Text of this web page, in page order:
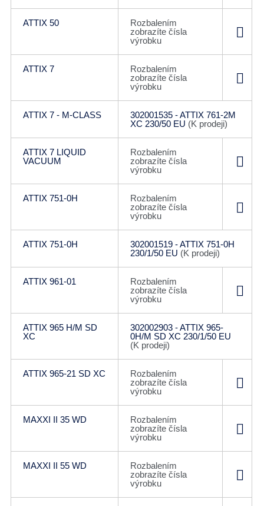
ATTIX 50
Rozbalením
zobrazíte čísla
výrobku
ATTIX 7
Rozbalením
zobrazíte čísla
výrobku
ATTIX 7 - M-CLASS
302001535 - ATTIX 761-2M
XC 230/50 EU (K prodeji)
ATTIX 7 LIQUID
VACUUM
Rozbalením
zobrazíte čísla
výrobku
ATTIX 751-0H
Rozbalením
zobrazíte čísla
výrobku
ATTIX 751-0H
302001519 - ATTIX 751-0H
230/1/50 EU (K prodeji)
ATTIX 961-01
Rozbalením
zobrazíte čísla
výrobku
ATTIX 965 H/M SD
XC
302002903 - ATTIX 965-
0H/M SD XC 230/1/50 EU
(K prodeji)
ATTIX 965-21 SD XC
Rozbalením
zobrazíte čísla
výrobku
MAXXI II 35 WD
Rozbalením
zobrazíte čísla
výrobku
MAXXI II 55 WD
Rozbalením
zobrazíte čísla
výrobku